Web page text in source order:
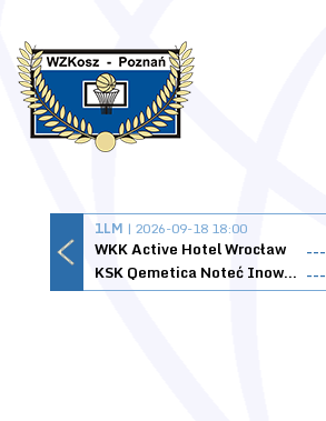
1LM | 2026-09-18 18:00
WKK Active Hotel Wrocław
---
KSK Qemetica Noteć Inowrocław ---